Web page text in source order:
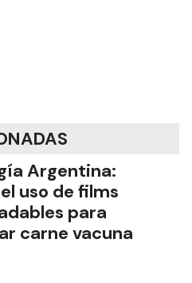
Argentina:
uso de films
para
carne vacuna